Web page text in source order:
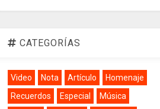
CATEGORÍAS
Video Nota Artículo
Homenaje
Recuerdos
Especial
Música